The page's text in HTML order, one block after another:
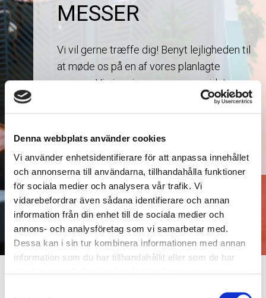
Denna webbplats använder cookies
Vi använder enhetsidentifierare för att anpassa innehållet
och annonserna till användarna, tillhandahålla funktioner
för sociala medier och analysera vår trafik. Vi
vidarebefordrar även sådana identifierare och annan
information från din enhet till de sociala medier och
annons- och analysföretag som vi samarbetar med.
Dessa kan i sin tur kombinera informationen med annan
information som du har tillhandahållit eller som de har
MESSER
Vi vil gerne træffe dig! Benyt lejligheden til
at møde os på en af vores planlagte
messer. Vi viser jer gerne vores sidste nye
produkter og nye investeringer. Ved hjælp
af vores messekalender kan du planlægge
jeres besøg.